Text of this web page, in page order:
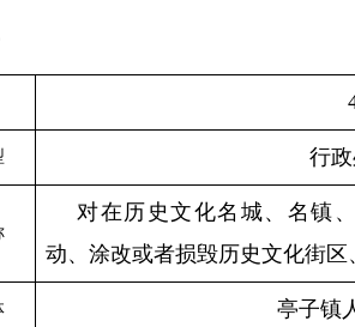
行
对在历史文化名城、名镇
动、涂改或者损毁历史文化街
亭子镇